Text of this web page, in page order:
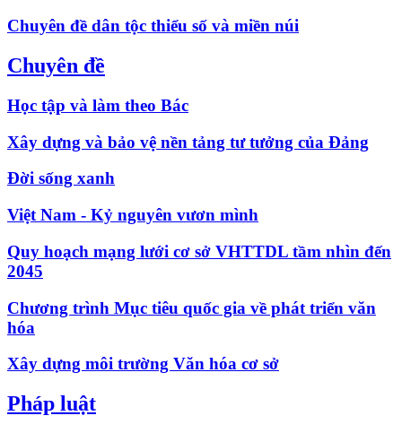
Chuyên đề dân tộc thiểu số và miền núi
Chuyên đề
Học tập và làm theo Bác
Xây dựng và bảo vệ nền tảng tư tưởng của Đảng
Đời sống xanh
Việt Nam - Kỷ nguyên vươn mình
Quy hoạch mạng lưới cơ sở VHTTDL tầm nhìn đến
2045
Chương trình Mục tiêu quốc gia về phát triển văn
hóa
Xây dựng môi trường Văn hóa cơ sở
Pháp luật